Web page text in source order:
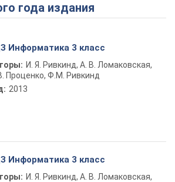
Play Video
года издания
Информатика 3 класс
И. Я. Ривкинд, А. В. Ломаковская,
Проценко, Ф.М. Ривкинд
2013
Информатика 3 класс
И. Я. Ривкинд, А. В. Ломаковская,